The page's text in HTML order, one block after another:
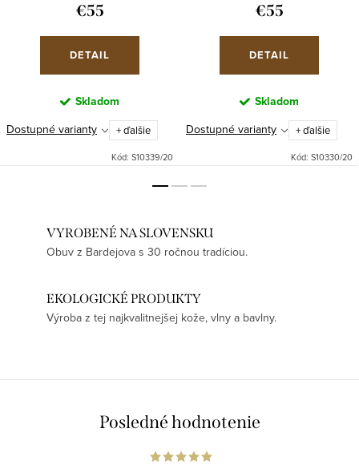
€55
DETAIL
Skladom
Dostupné varianty + ďalšie
Kód: S10339/20
€55
DETAIL
Skladom
Dostupné varianty + ďalšie
Kód: S10330/20
VYROBENÉ NA SLOVENSKU
Obuv z Bardejova s 30 ročnou tradíciou.
EKOLOGICKÉ PRODUKTY
Výroba z tej najkvalitnejšej kože, vlny a bavlny.
Posledné hodnotenie